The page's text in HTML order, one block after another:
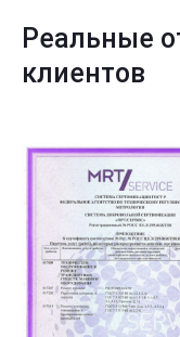
Реальные
клиентов